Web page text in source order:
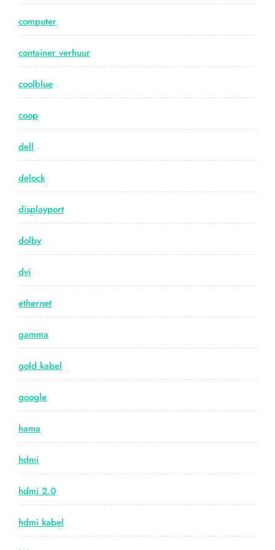
computer
container verhuur
coolblue
coop
dell
delock
displayport
dolby
dvi
ethernet
gamma
gold kabel
google
hama
hdmi
hdmi 2.0
hdmi kabel